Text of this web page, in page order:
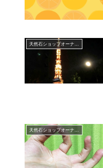
天然石ショップオーナーのブログ
天然石ショップオーナーのブログ